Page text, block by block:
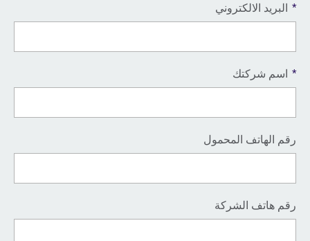
* البريد الالكتروني
* اسم شركتك
رقم الهاتف المحمول
رقم هاتف الشركة